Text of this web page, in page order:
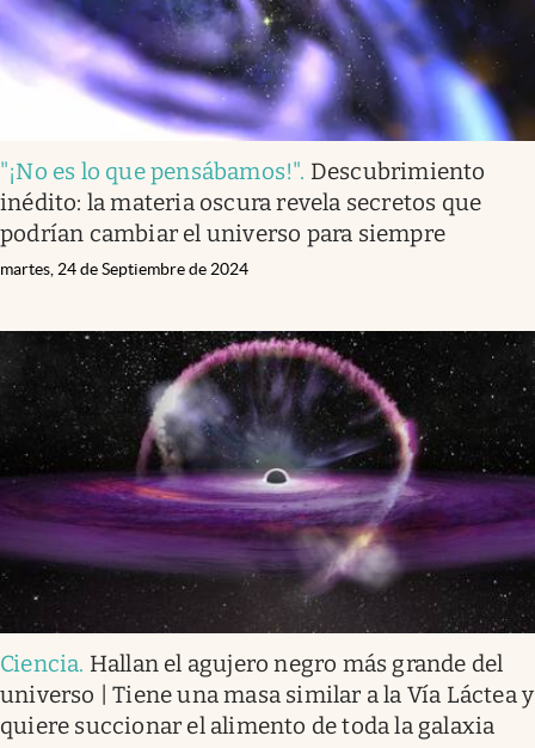
"¡No es lo que pensábamos!". Descubrimiento
inédito: la materia oscura revela secretos que
podrían cambiar el universo para siempre
martes, 24 de Septiembre de 2024
Ciencia. Hallan el agujero negro más grande del
universo | Tiene una masa similar a la Vía Láctea y
quiere succionar el alimento de toda la galaxia